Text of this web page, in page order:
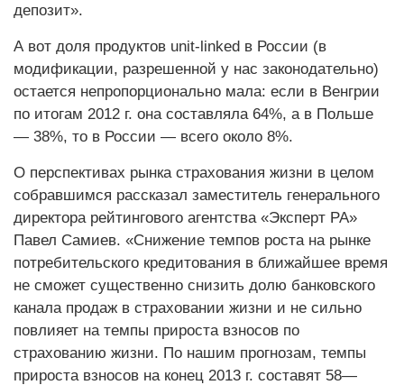
депозит».
А вот доля продуктов unit-linked в России (в
модификации, разрешенной у нас законодательно)
остается непропорцио­нально мала: если в Венгрии
по итогам 2012 г. она составляла 64%, а в Польше
— 38%, то в России — всего около 8%.
О перспективах рынка страхования жизни в целом
собравшимся рассказал заместитель генерального
директора рейтингового агентства «Эксперт РА»
Павел Самиев. «Снижение темпов роста на рынке
пот­ребительского кредитования в ближайшее время
не сможет существенно снизить долю банковского
канала продаж в страховании жизни и не сильно
повлияет на темпы прироста взносов по
страхованию жизни. По нашим прогнозам, темпы
прироста взносов на конец 2013 г. составят 58—